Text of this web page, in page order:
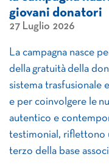
giovani donatori
27 Luglio 2026
La campagna nasce
della gratuità della
sistema trasfusionale
e per coinvolgere le
autentico e
testimonial, riflettono
terzo della base